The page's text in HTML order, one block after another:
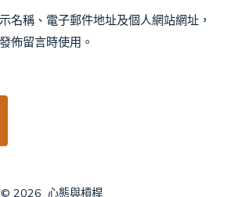
名稱、電子郵件地址及個人網站網址，
佈留言時使用。
© 2026 心態與槓桿